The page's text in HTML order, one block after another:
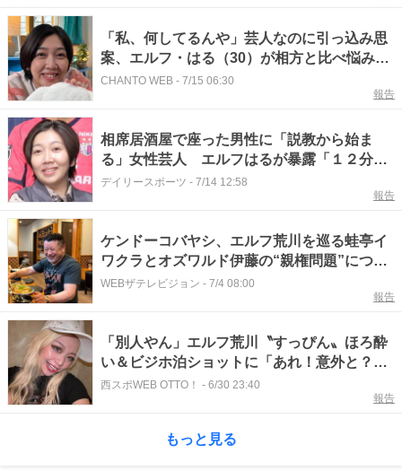
「私、何してるんや」芸人なのに引っ込み思
案、エルフ・はる（30）が相方と比べ悩み続
けた日々「ツッコミのくせに」
CHANTO WEB - 7/15 06:30
報告
相席居酒屋で座った男性に「説教から始ま
る」女性芸人 エルフはるが暴露「１２分で
退席、全くモテない」
デイリースポーツ - 7/14 12:58
報告
ケンドーコバヤシ、エルフ荒川を巡る蛙亭イ
ワクラとオズワルド伊藤の“親権問題”につい
て明かす＜ケンコバのほろ酔いビジホ泊 全国
WEBザテレビジョン - 7/4 08:00
報告
「別人やん」エルフ荒川〝すっぴん〟ほろ酔
い＆ビジホ泊ショットに「あれ！意外と？」
「良い面構え」の声
西スポWEB OTTO！ - 6/30 23:40
報告
もっと見る